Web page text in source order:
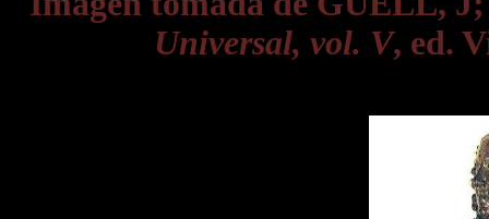
Universal, vol. V, ed.